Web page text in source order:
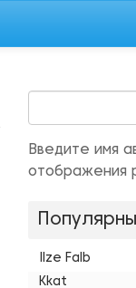
Введите имя
отображения
Ilze Falb
Kkat